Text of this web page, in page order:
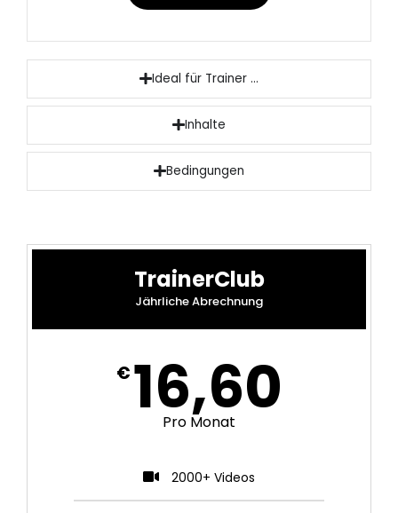
Ideal für Trainer ...
Inhalte
Bedingungen
TrainerClub
Jährliche Abrechnung
€16,60
Pro Monat
2000+ Videos